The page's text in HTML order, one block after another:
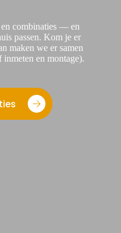
combinaties — en
passen. Kom je er
maken we er samen
en montage).